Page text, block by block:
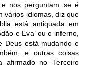
e nos perguntam se é
vários idiomas, diz que
está antiquada em
e Eva’ ou o inferno,
Deus está mudando e
e outras coisas
no ‘Terceiro